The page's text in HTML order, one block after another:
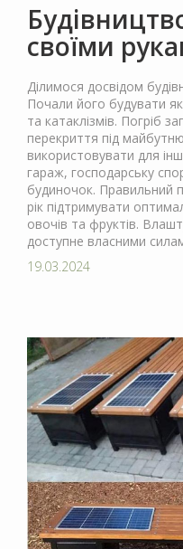
своїми
Ділимося досвідом
Почали його будувати
та катаклізмів. Погріб
перекриття під
використовувати для
гараж, господарську
будиночок. Правильний
рік підтримувати
овочів та фруктів.
доступне власними
19.03.2024